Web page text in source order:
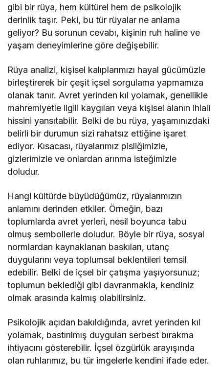
gibi bir rüya, hem kültürel hem de psikolojik
derinlik taşır. Peki, bu tür rüyalar ne anlama
geliyor? Bu sorunun cevabı, kişinin ruh haline ve
yaşam deneyimlerine göre değişebilir.
Rüya analizi, kişisel kalıplarımızı hayal gücümüzle
birleştirerek bir çeşit içsel sorgulama yapmamıza
olanak tanır. Avret yerinden kıl yolamak, genellikle
mahremiyetle ilgili kaygıları veya kişisel alanın ihlali
hissini yansıtabilir. Belki de bu rüya, yaşamınızdaki
belirli bir durumun sizi rahatsız ettiğine işaret
ediyor. Kısacası, rüyalarımız pisliğimizle,
gizlerimizle ve onlardan arınma isteğimizle
doludur.
Hangi kültürde büyüdüğümüz, rüyalarımızın
anlamını derinden etkiler. Örneğin, bazı
toplumlarda avret yerleri, nesil boyunca tabu
olmuş sembollerle doludur. Böyle bir rüya, sosyal
normlardan kaynaklanan baskıları, utanç
duygularını veya toplumsal beklentileri temsil
edebilir. Belki de içsel bir çatışma yaşıyorsunuz;
toplumun beklediği gibi davranmakla, kendiniz
olmak arasında kalmış olabilirsiniz.
Psikolojik açıdan bakıldığında, avret yerinden kıl
yolamak, bastırılmış duyguları serbest bırakma
ihtiyacını gösterebilir. İçsel özgürlük arayışında
olan ruhlarımız, bu tür imgelerle kendini ifade eder.